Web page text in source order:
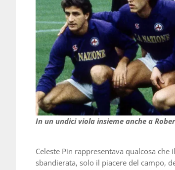
In un undici viola insieme anche a
Celeste Pin rappresentava qualcosa
sbandierata, solo il piacere del campo,